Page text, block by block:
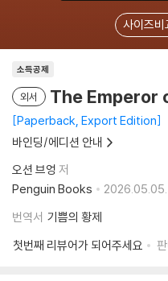
사이즈비
소득공제
외서 The Emperor
Paperback, Export Edition
바인딩/에디션 안내
오션 브엉 저
Penguin Books
2026.05.05.
번역서 기쁨의 황제
첫번째 리뷰어가 되어주세요